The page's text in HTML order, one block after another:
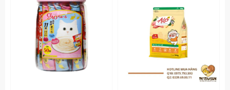
✔ Giúpkiểm soát chó khi dắt đi dạo
gắn dây dắt – thẻ tên – số điện thoại
✔ Tăng độ an toàn khi ra ngoài
✔ Giúp boss trônggọn gàng, thời trang
Xem thêm các loại Vòng cổ dây dẫn cho chó mèo
khác tại:https://www.petsaigon.vn/vong-co-day-dan